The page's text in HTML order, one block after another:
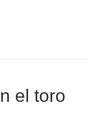
el toro